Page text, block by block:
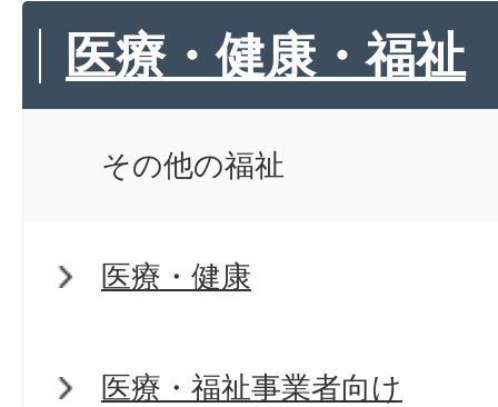
医療・健康・福祉
その他の福祉
医療・健康
医療・福祉事業者向け